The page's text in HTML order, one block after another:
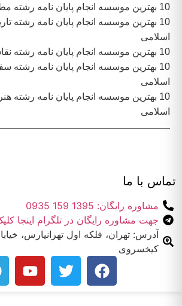
10 بهترین موسسه انجام پایان نامه رشته مطالعات موزه
10 بهترین موسسه انجام پایان نامه رشته
اسلامی
10 بهترین موسسه انجام پایان نامه رشته نقاشی ایرانی
10 بهترین موسسه انجام پایان نامه رشته
اسلامی
10 بهترین موسسه انجام پایان نامه رشته
اسلامی
تماس با ما
مشاوره رایگان: 1395 159 0935
جهت مشاوره رایگان در تلگرام اینجا
آدرس: تهران، فلکه اول تهرانپارس،
کیخسروی